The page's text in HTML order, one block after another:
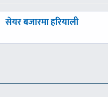
अघिल्लाे
सेयर बजारमा हरियाली